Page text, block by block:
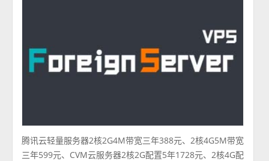
腾讯云轻量服务器2核2G4M带宽三年388元、2核4G5M带宽
三年599元、CVM云服务器2核2G配置5年1728元、2核4G配